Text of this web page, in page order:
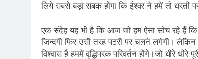
लिये सबसे बड़ा सबक होगा कि ईश्वर ने हमें तो धरती
एक संदेह यह भी है कि आज जो हम ऐसा सोच रहे हैं
जिन्दगी फिर उसी तरह पटरी पर चलने लगेगी।
विश्वास है हममें वृद्धिपरक परिवर्तन होंगे।जो धीरे